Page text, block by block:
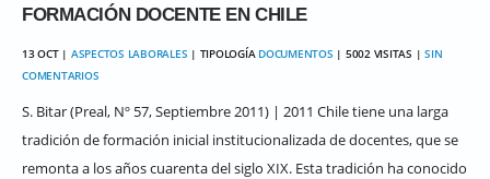
FORMACIÓN DOCENTE EN CHILE
13 OCT | ASPECTOS LABORALES | TIPOLOGÍA DOCUMENTOS | 5002 VISITAS | SIN
COMENTARIOS
S. Bitar (Preal, Nº 57, Septiembre 2011) | 2011 Chile tiene una larga
tradición de formación inicial institucionalizada de docentes, que se
remonta a los años cuarenta del siglo XIX. Esta tradición ha conocido